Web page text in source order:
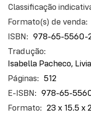
Mais
informações
978-65-5560-
Isabella Pacheco,
512
978-65-
23 x 15.5 x